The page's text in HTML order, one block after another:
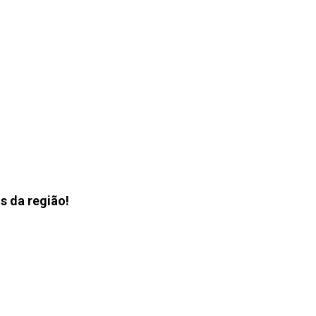
da região!